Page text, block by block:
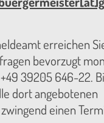
erreichen
bevorzugt
39205 646-22.
dort angebotenen
einen